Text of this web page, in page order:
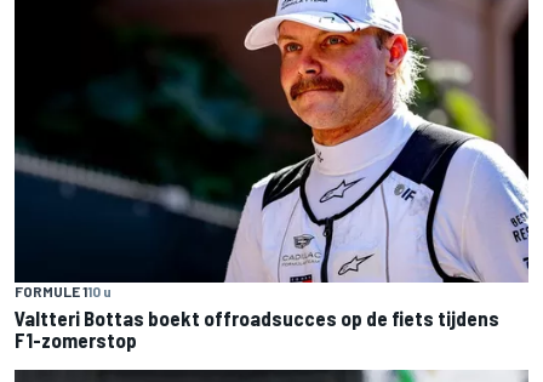
FORMULE 110 u
Valtteri Bottas boekt offroadsucces op de fiets tijdens
F1-zomerstop